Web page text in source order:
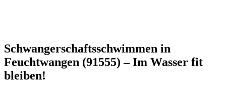
Schwangerschaftsschwimmen in
Feuchtwangen (91555) – Im Wasser fit
bleiben!